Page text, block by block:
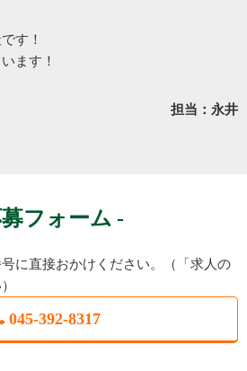
す！
ます！
担当：永井
フォーム
に直接おかけください。（「求人の
045-392-8317